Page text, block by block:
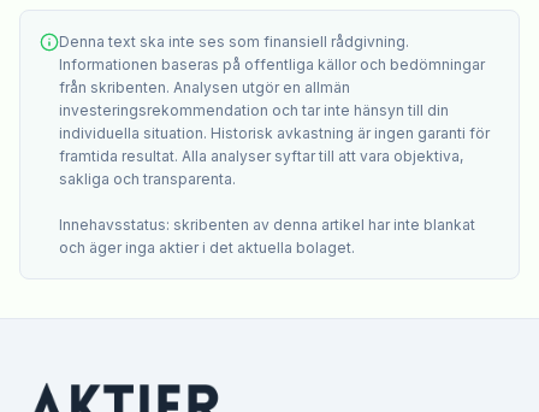
Denna text ska inte ses som finansiell rådgivning.
Informationen baseras på offentliga källor och bedömningar
från skribenten. Analysen utgör en allmän
investeringsrekommendation och tar inte hänsyn till din
individuella situation. Historisk avkastning är ingen garanti för
framtida resultat. Alla analyser syftar till att vara objektiva,
sakliga och transparenta.
Innehavsstatus: skribenten av denna artikel har inte blankat
och äger inga aktier i det aktuella bolaget.